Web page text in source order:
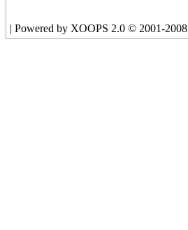
| Powered by XOOPS 2.0 © 2001-2008